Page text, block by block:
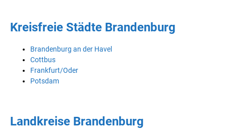
Kreisfreie Städte Brandenburg
Brandenburg an der Havel
Cottbus
Frankfurt/Oder
Potsdam
Landkreise Brandenburg